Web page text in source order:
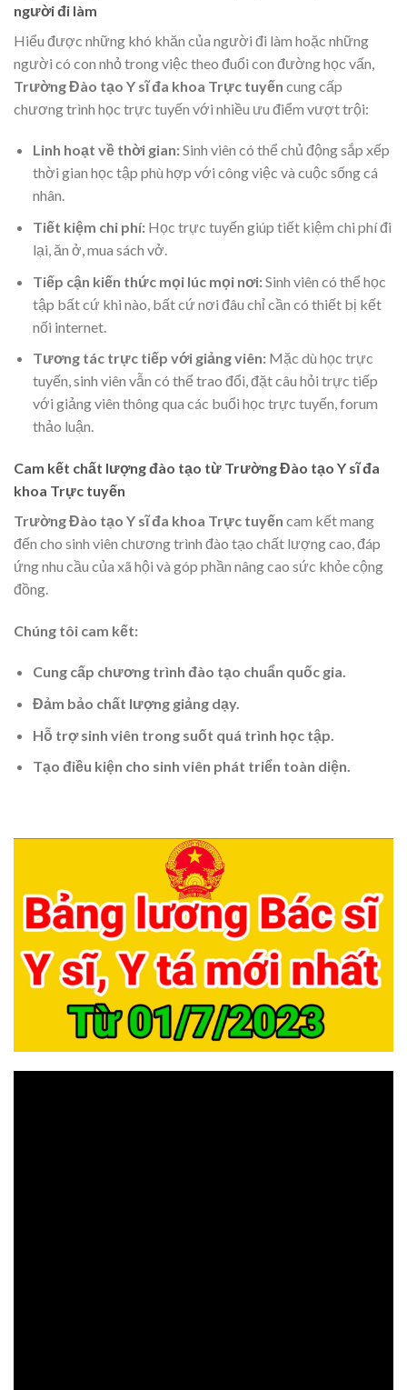
người đi làm
Hiểu được những khó khăn của người đi làm hoặc những
người có con nhỏ trong việc theo đuổi con đường học vấn,
Trường Đào tạo Y sĩ đa khoa Trực tuyến cung cấp
chương trình học trực tuyến với nhiều ưu điểm vượt trội:
Linh hoạt về thời gian:Sinh viên có thể chủ động sắp xếp
thời gian học tập phù hợp với công việc và cuộc sống cá
nhân.
Tiết kiệm chi phí:Học trực tuyến giúp tiết kiệm chi phí đi
lại, ăn ở, mua sách vở.
Tiếp cận kiến thức mọi lúc mọi nơi:Sinh viên có thể học
tập bất cứ khi nào, bất cứ nơi đâu chỉ cần có thiết bị kết
nối internet.
Tương tác trực tiếp với giảng viên:Mặc dù học trực
tuyến, sinh viên vẫn có thể trao đổi, đặt câu hỏi trực tiếp
với giảng viên thông qua các buổi học trực tuyến, forum
thảo luận.
Cam kết chất lượng đào tạo từ Trường Đào tạo Y sĩ đa
khoa Trực tuyến
Trường Đào tạo Y sĩ đa khoa Trực tuyến cam kết mang
đến cho sinh viên chương trình đào tạo chất lượng cao, đáp
ứng nhu cầu của xã hội và góp phần nâng cao sức khỏe cộng
đồng.
Chúng tôi cam kết:
Cung cấp chương trình đào tạo chuẩn quốc gia.
Đảm bảo chất lượng giảng dạy.
Hỗ trợ sinh viên trong suốt quá trình học tập.
Tạo điều kiện cho sinh viên phát triển toàn diện.